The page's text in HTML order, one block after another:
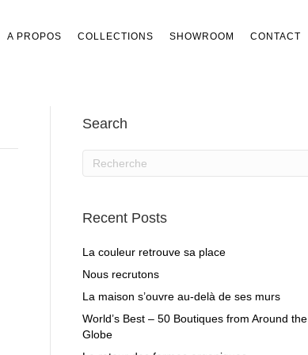
A PROPOS COLLECTIONS SHOWROOM CONTACT
Search
Recent Posts
La couleur retrouve sa place
Nous recrutons
La maison s’ouvre au-delà de ses murs
World’s Best – 50 Boutiques from Around the
Globe